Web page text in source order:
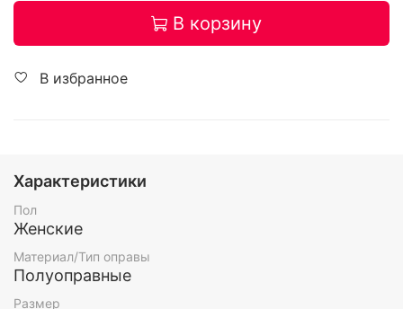
В корзину
В избранное
Характеристики
Пол
Женские
Материал/Тип оправы
Полуоправные
Размер